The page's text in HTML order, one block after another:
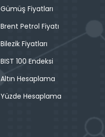
Gümüş Fiyatları
Brent Petrol Fiyatı
Bilezik Fiyatları
BIST 100 Endeksi
Altın Hesaplama
Yüzde Hesaplama